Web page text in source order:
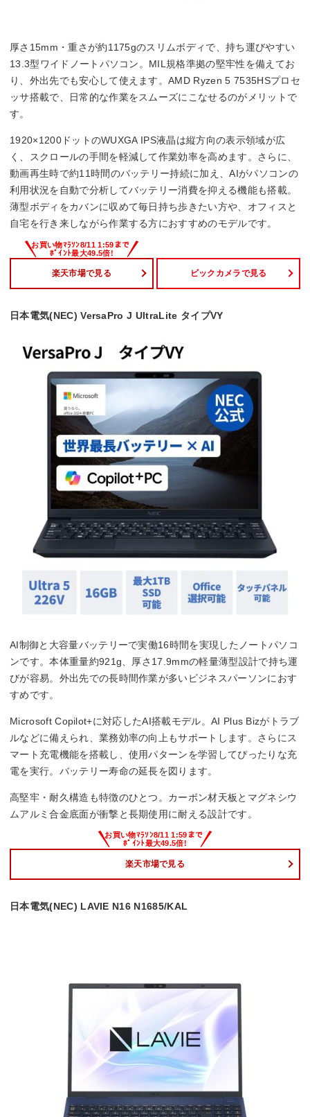
厚さ15mm・重さが約1175gのスリムボディで、持ち運びやすい
13.3型ワイドノートパソコン。MIL規格準拠の堅牢性を備えてお
り、外出先でも安心して使えます。AMD Ryzen 5 7535HSプロセ
ッサ搭載で、日常的な作業をスムーズにこなせるのがメリットで
す。
1920×1200ドットのWUXGA IPS液晶は縦方向の表示領域が広
く、スクロールの手間を軽減して作業効率を高めます。さらに、
動画再生時で約11時間のバッテリー持続に加え、AIがパソコンの
利用状況を自動で分析してバッテリー消費を抑える機能も搭載。
薄型ボディをカバンに収めて毎日持ち歩きたい方や、オフィスと
自宅を行き来しながら作業する方におすすめのモデルです。
楽天市場で見る ビックカメラで見る
日本電気(NEC) VersaPro J UltraLite タイプVY
AI制御と大容量バッテリーで実働16時間を実現したノートパソコ
ンです。本体重量約921g、厚さ17.9mmの軽量薄型設計で持ち運
びが容易。外出先での長時間作業が多いビジネスパーソンにおす
すめです。
Microsoft Copilot+に対応したAI搭載モデル。AI Plus Bizがトラブ
ルなどに備えられ、業務効率の向上もサポートします。さらにス
マート充電機能を搭載し、使用パターンを学習してぴったりな充
電を実行。バッテリー寿命の延長を図ります。
高堅牢・耐久構造も特徴のひとつ。カーボン材天板とマグネシウ
ムアルミ合金底面が衝撃と長期使用に耐える設計です。
楽天市場で見る
日本電気(NEC) LAVIE N16 N1685/KAL